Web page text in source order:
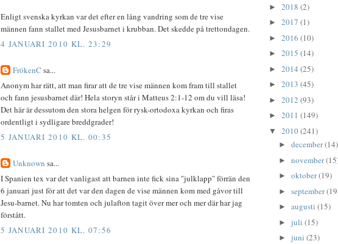
Enligt svenska kyrkan var det efter en lång vandring som de tre vise
männen fann stallet med Jesusbarnet i krubban. Det skedde på trettondagen.
4 JANUARI 2010 KL. 23:29
FrökenC sa...
Anonym har rätt, att man firar att de tre vise männen kom fram till stallet
och fann jesusbarnet där! Hela storyn står i Matteus 2:1-12 om du vill läsa!
Det här är dessutom den stora helgen för rysk-ortodoxa kyrkan och firas
ordentligt i sydligare breddgrader!
5 JANUARI 2010 KL. 00:35
Unknown sa...
I Spanien tex var det vanligast att barnen inte fick sina "julklapp" förrän den
6 januari just för att det var den dagen de vise männen kom med gåvor till
Jesu-barnet. Nu har tomten och julafton tagit över mer och mer där har jag
förstått.
5 JANUARI 2010 KL. 07:56
► 2018 (2)
► 2017 (1)
► 2016 (10)
► 2015 (14)
► 2014 (25)
► 2013 (45)
► 2012 (93)
► 2011 (149)
▼ 2010(241)
► december(14)
► november
► oktober(19)
► september
► augusti (15)
► juli (15)
► juni (23)